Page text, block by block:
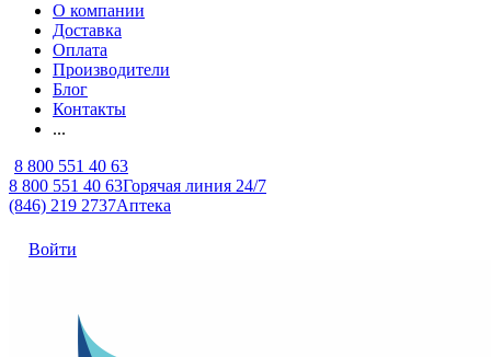
О компании
Доставка
Оплата
Производители
Блог
Контакты
...
8 800 551 40 63
8 800 551 40 63Горячая линия 24/7
(846) 219 2737Аптека
Войти